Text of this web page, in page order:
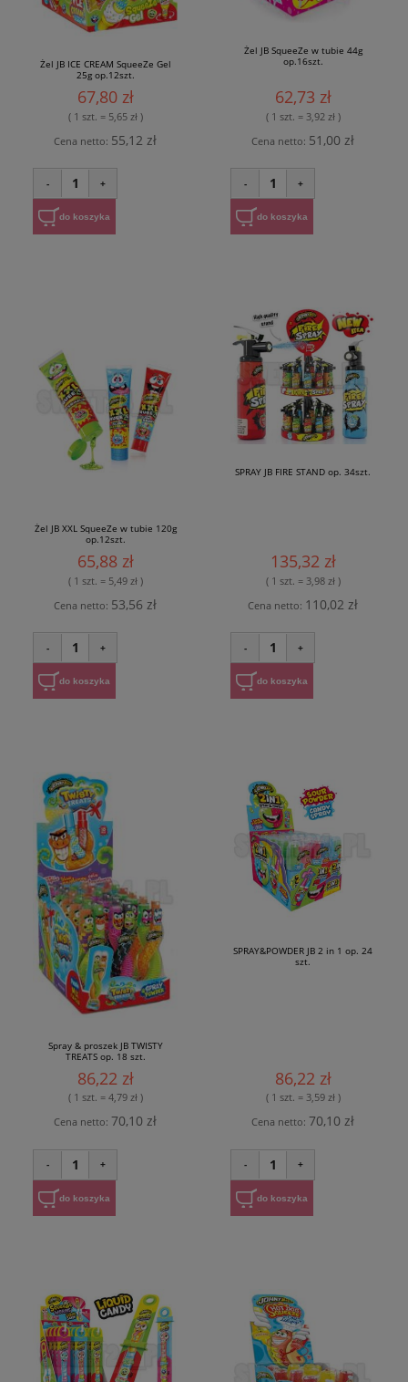
Żel JB ICE CREAM SqueeZe Gel
25g op.12szt.
67,80 zł
( 1 szt. = 5,65 zł )
Cena netto: 55,12 zł
- 1 +
do koszyka
Żel JB SqueeZe w tubie 44g
op.16szt.
62,73 zł
( 1 szt. = 3,92 zł )
Cena netto: 51,00 zł
- 1 +
do koszyka
Żel JB XXL SqueeZe w tubie 120g
op.12szt.
65,88 zł
( 1 szt. = 5,49 zł )
Cena netto: 53,56 zł
- 1 +
do koszyka
SPRAY JB FIRE STAND op. 34szt.
135,32 zł
( 1 szt. = 3,98 zł )
Cena netto: 110,02 zł
- 1 +
do koszyka
Spray & proszek JB TWISTY
TREATS op. 18 szt.
86,22 zł
( 1 szt. = 4,79 zł )
Cena netto: 70,10 zł
- 1 +
do koszyka
SPRAY&POWDER JB 2 in 1 op. 24
szt.
86,22 zł
( 1 szt. = 3,59 zł )
Cena netto: 70,10 zł
- 1 +
do koszyka